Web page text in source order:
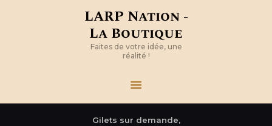
LARP Nation -
La Boutique
Faites de votre idée, une
réalité !
Gilets sur demande,